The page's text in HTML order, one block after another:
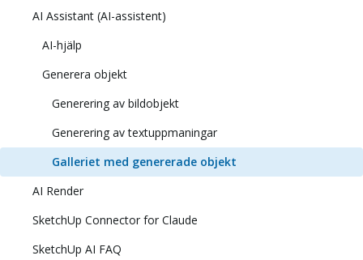
AI Assistant (AI-assistent)
AI-hjälp
Generera objekt
Generering av bildobjekt
Generering av textuppmaningar
Galleriet med genererade objekt
AI Render
SketchUp Connector for Claude
SketchUp AI FAQ